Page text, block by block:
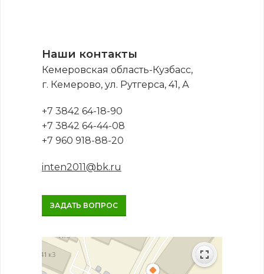
Наши контакты
Кемеровская область-Кузбасс,
г. Кемерово, ул. Рутгерса, 41, А
+7 3842 64-18-90
+7 3842 64-44-08
+7 960 918-88-20
inten2011@bk.ru
ЗАДАТЬ ВОПРОС